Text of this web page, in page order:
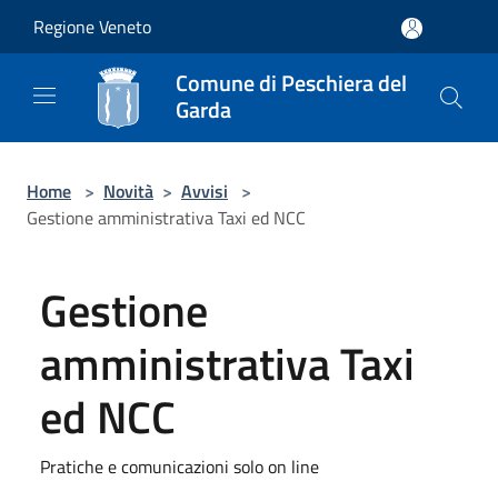
Regione Veneto
Comune di Peschiera del
Garda
Home > Novità > Avvisi >
Gestione amministrativa Taxi ed NCC
Gestione
amministrativa Taxi
ed NCC
Pratiche e comunicazioni solo on line